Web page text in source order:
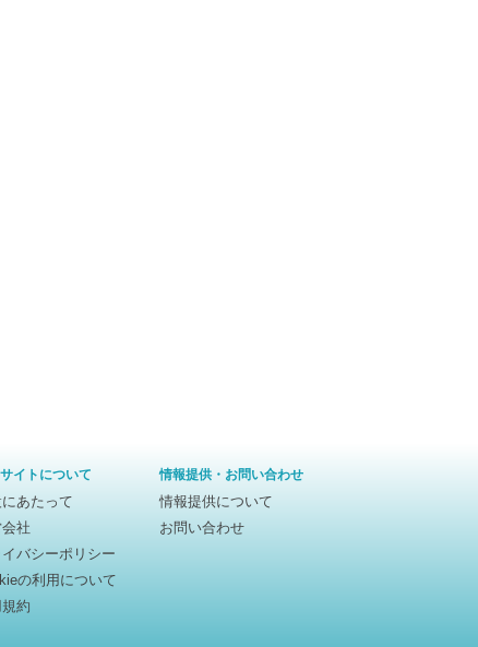
イトについて
あたって
社
バシーポリシー
の利用について
約
情報提供・お問い合わせ
情報提供について
お問い合わせ